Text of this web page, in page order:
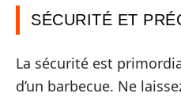
SÉCURITÉ ET
La sécurité est
d’un barbecue. Ne